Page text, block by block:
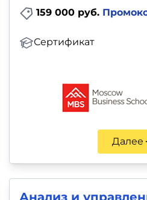
159 000 руб.
Сертификат
Далее
Анализ и